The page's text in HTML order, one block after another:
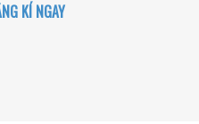
KÍ NGAY